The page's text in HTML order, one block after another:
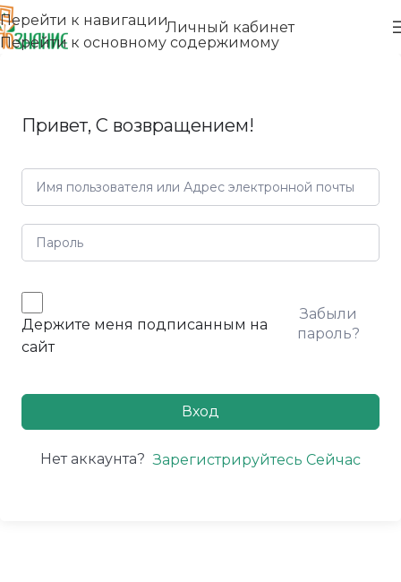
Перейти к навигации
Перейти к основному содержимому
Личный кабинет
Привет, С возвращением!
Держите меня подписанным на
сайт
Забыли
пароль?
Вход
Нет аккаунта? Зарегистрируйтесь Сейчас